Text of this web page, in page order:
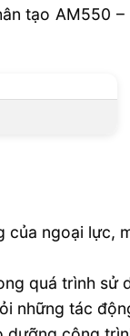
tạo AM550
ngoại lực,
quá trình sử
những tác